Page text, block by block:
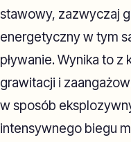
stawowy, zazwyczaj
energetyczny w tym
pływanie. Wynika to
grawitacji i
w sposób
intensywnego biegu